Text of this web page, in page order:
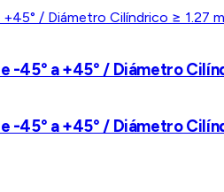
-45° a +45° / Diámetro
-45° a +45° / Diámetro